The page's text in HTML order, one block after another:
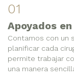
01
Apoyados
Contamos con un
planificar cada
permite trabajar
una manera